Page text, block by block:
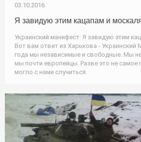
03.10.2016
Я завидую этим кацапам и
Украинский манифест: Я завидую этим
Вот вам ответ из Харькова - Украинский
года мы независимые и свободные. Мы
мы почти европейцы. Разве это не самое
могло с нами случиться.